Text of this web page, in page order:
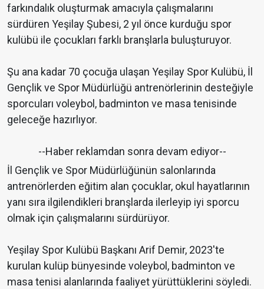
farkındalık oluşturmak amacıyla çalışmalarını
sürdüren Yeşilay Şubesi, 2 yıl önce kurduğu spor
kulübü ile çocukları farklı branşlarla buluşturuyor.
Şu ana kadar 70 çocuğa ulaşan Yeşilay Spor Kulübü, İl
Gençlik ve Spor Müdürlüğü antrenörlerinin desteğiyle
sporcuları voleybol, badminton ve masa tenisinde
geleceğe hazırlıyor.
--Haber reklamdan sonra devam ediyor--
İl Gençlik ve Spor Müdürlüğünün salonlarında
antrenörlerden eğitim alan çocuklar, okul hayatlarının
yanı sıra ilgilendikleri branşlarda ilerleyip iyi sporcu
olmak için çalışmalarını sürdürüyor.
Yeşilay Spor Kulübü Başkanı Arif Demir, 2023'te
kurulan kulüp bünyesinde voleybol, badminton ve
masa tenisi alanlarında faaliyet yürüttüklerini söyledi.